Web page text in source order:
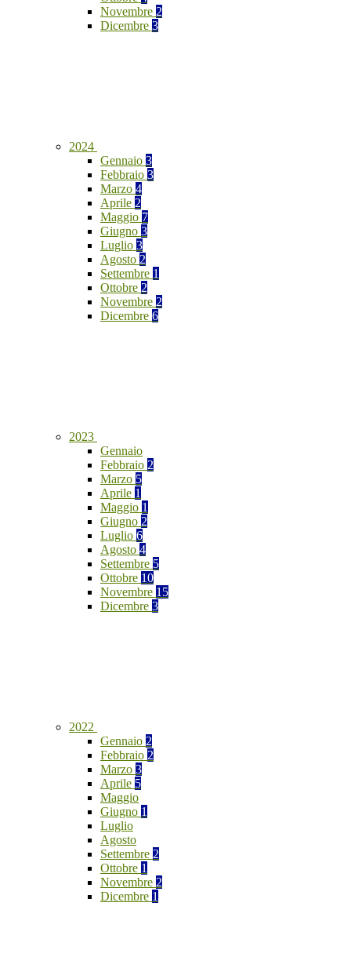
Novembre 2
Dicembre 3
2024
Gennaio 3
Febbraio 3
Marzo 4
Aprile 2
Maggio 7
Giugno 3
Luglio 3
Agosto 2
Settembre 1
Ottobre 2
Novembre 2
Dicembre 6
2023
Gennaio
Febbraio 2
Marzo 5
Aprile 1
Maggio 1
Giugno 2
Luglio 6
Agosto 4
Settembre 5
Ottobre 10
Novembre 15
Dicembre 3
2022
Gennaio 2
Febbraio 2
Marzo 3
Aprile 5
Maggio
Giugno 1
Luglio
Agosto
Settembre 2
Ottobre 1
Novembre 2
Dicembre 1